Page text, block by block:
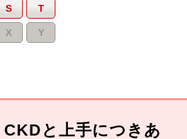
S T
X Y
と上手につきあ